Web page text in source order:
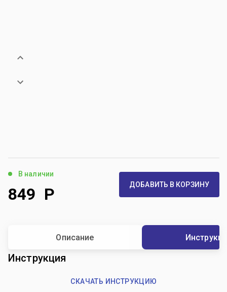
В наличии
849 Р ДОБАВИТЬ В КОРЗИНУ
Описание
Инструкция
СКАЧАТЬ ИНСТРУКЦИЮ